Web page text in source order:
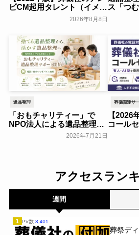
ビCM起用タレント（イメー
ジキャラクター）まとめ
2026年8月8日
ス「つ
へ提供
遺品整理
「おもチャリティー」で
NPO法人による遺品整理サ
ポートを開始～子ども支援
2026年7月21日
葬儀関連サ
【2026
コール
AI型を
アクセスラン
週間
1 PV数 3,401
葬祭デ